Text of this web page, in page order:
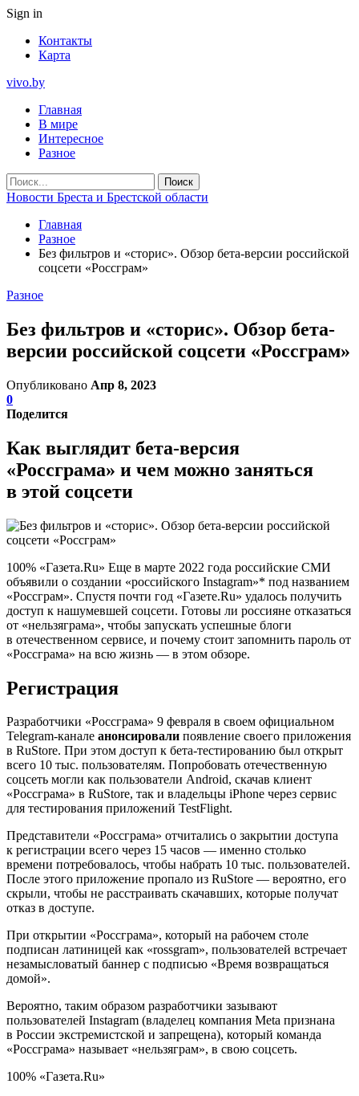
Sign in
Контакты
Карта
vivo.by
Главная
В мире
Интересное
Разное
Новости Бреста и Брестской области
Главная
Разное
Без фильтров и «сторис». Обзор бета-версии российской
соцсети «Россграм»
Разное
Без фильтров и «сторис». Обзор бета-
версии российской соцсети «Россграм»
Опубликовано Апр 8, 2023
0
Поделится
Как выглядит бета-версия
«Россграма» и чем можно заняться
в этой соцсети
100% «Газета.Ru» Еще в марте 2022 года российские СМИ
объявили о создании «российского Instagram»* под названием
«Россграм». Спустя почти год «Газете.Ru» удалось получить
доступ к нашумевшей соцсети. Готовы ли россияне отказаться
от «нельзяграма», чтобы запускать успешные блоги
в отечественном сервисе, и почему стоит запомнить пароль от
«Россграма» на всю жизнь — в этом обзоре.
Регистрация
Разработчики «Россграма» 9 февраля в своем официальном
Telegram-канале анонсировали появление своего приложения
в RuStore. При этом доступ к бета-тестированию был открыт
всего 10 тыс. пользователям. Попробовать отечественную
соцсеть могли как пользователи Android, скачав клиент
«Россграма» в RuStore, так и владельцы iPhone через сервис
для тестирования приложений TestFlight.
Представители «Россграма» отчитались о закрытии доступа
к регистрации всего через 15 часов — именно столько
времени потребовалось, чтобы набрать 10 тыс. пользователей.
После этого приложение пропало из RuStore — вероятно, его
скрыли, чтобы не расстраивать скачавших, которые получат
отказ в доступе.
При открытии «Россграма», который на рабочем столе
подписан латиницей как «rossgram», пользователей встречает
незамысловатый баннер с подписью «Время возвращаться
домой».
Вероятно, таким образом разработчики зазывают
пользователей Instagram (владелец компания Meta признана
в России экстремистской и запрещена), который команда
«Россграма» называет «нельзяграм», в свою соцсеть.
100% «Газета.Ru»